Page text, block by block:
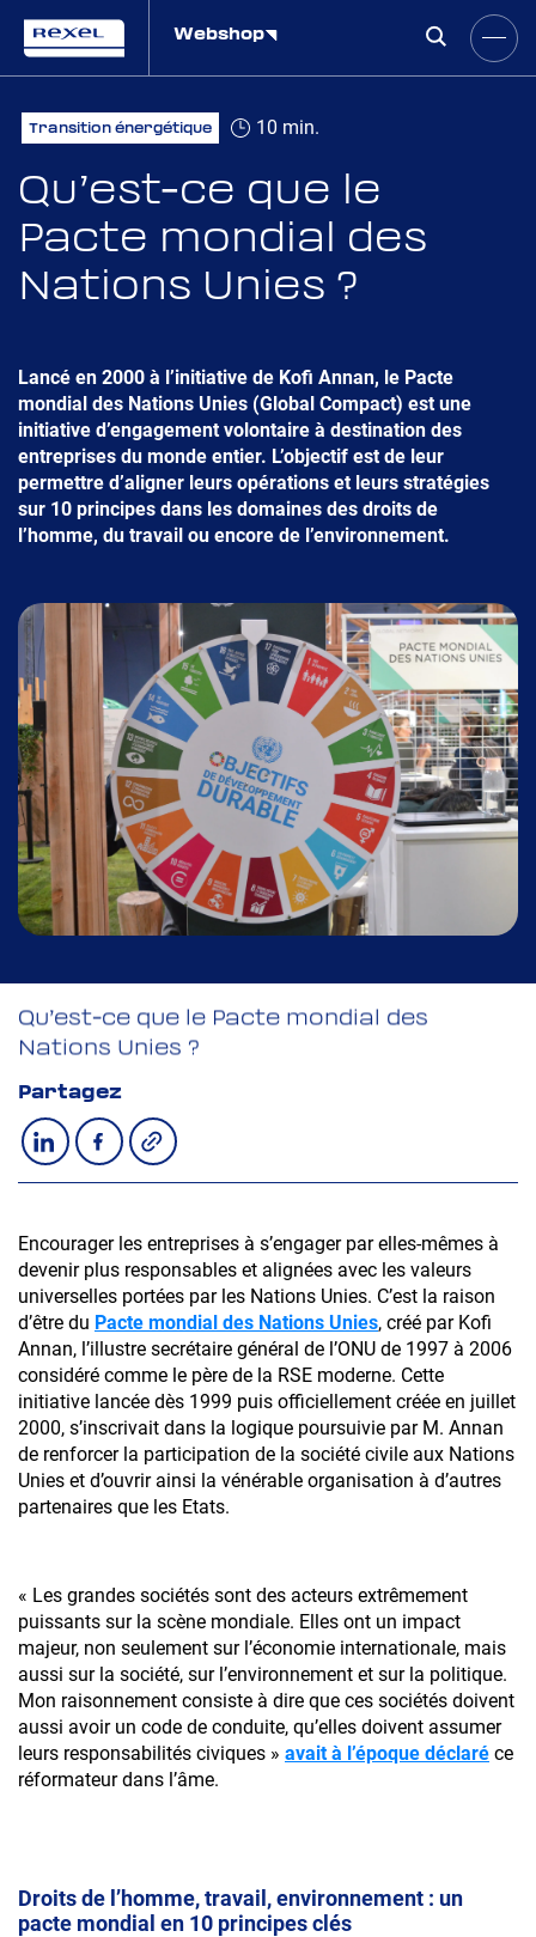
Webshop
Transition énergétique 10 min.
Qu’est-ce que le
Pacte mondial des
Nations Unies ?
Lancé en 2000 à l’initiative de Kofi Annan, le Pacte
mondial des Nations Unies (Global Compact) est une
initiative d’engagement volontaire à destination des
entreprises du monde entier. L’objectif est de leur
permettre d’aligner leurs opérations et leurs stratégies
sur 10 principes dans les domaines des droits de
l’homme, du travail ou encore de l’environnement.
Qu’est-ce que le Pacte mondial des
Nations Unies ?
Partagez
Partager sur LinkedIn
Partager sur Facebook
Copier le lien
Encourager les entreprises à s’engager par elles-mêmes à
devenir plus responsables et alignées avec les valeurs
universelles portées par les Nations Unies. C’est la raison
d’être du Pacte mondial des Nations Unies, créé par Kofi
Annan, l’illustre secrétaire général de l’ONU de 1997 à 2006
considéré comme le père de la RSE moderne. Cette
initiative lancée dès 1999 puis officiellement créée en juillet
2000, s’inscrivait dans la logique poursuivie par M. Annan
de renforcer la participation de la société civile aux Nations
Unies et d’ouvrir ainsi la vénérable organisation à d’autres
partenaires que les Etats.
« Les grandes sociétés sont des acteurs extrêmement
puissants sur la scène mondiale. Elles ont un impact
majeur, non seulement sur l’économie internationale, mais
aussi sur la société, sur l’environnement et sur la politique.
Mon raisonnement consiste à dire que ces sociétés doivent
aussi avoir un code de conduite, qu’elles doivent assumer
leurs responsabilités civiques » avait à l’époque déclaré ce
réformateur dans l’âme.
Droits de l’homme, travail, environnement : un
pacte mondial en 10 principes clés